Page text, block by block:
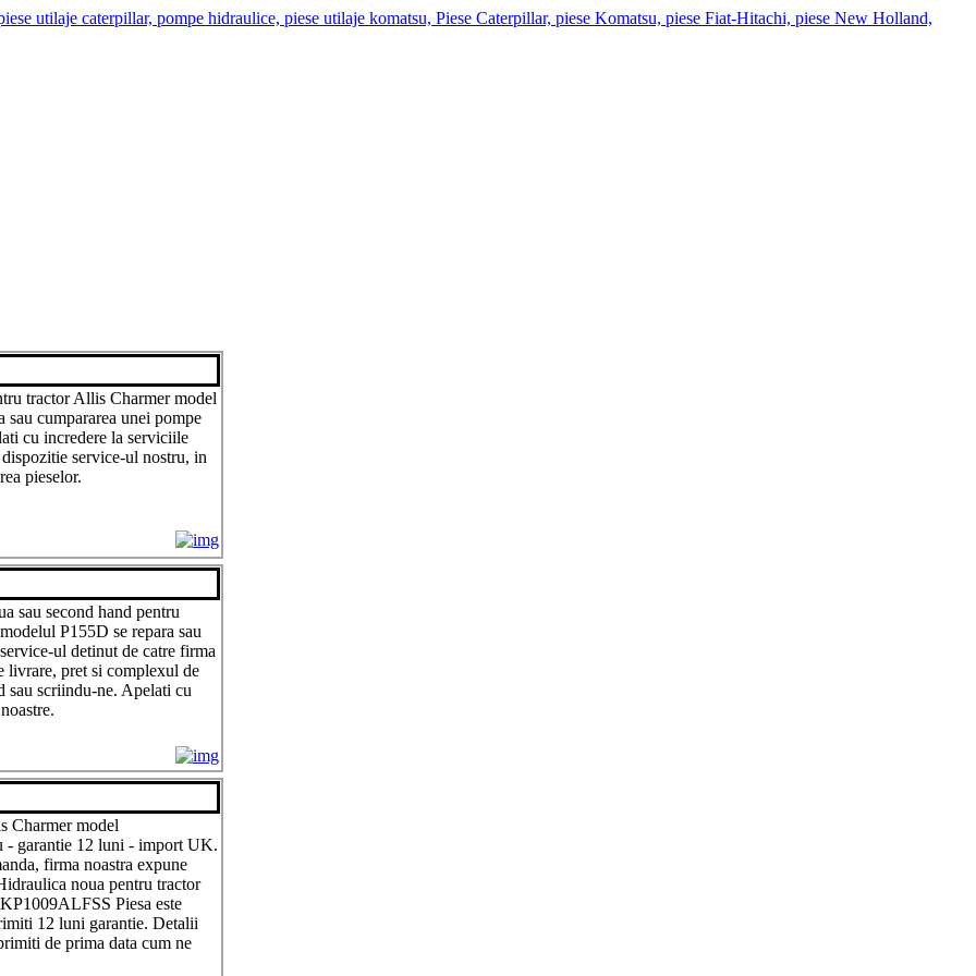
tractor Allis Charmer model
sau cumpararea unei pompe
cu incredere la serviciile
service-ul nostru, in
pieselor.
sau second hand pentru
P155D se repara sau
ul detinut de catre firma
livrare, pret si complexul de
sau scriindu-ne. Apelati cu
Charmer model
garantie 12 luni - import UK.
firma noastra expune
noua pentru tractor
Piesa este
12 luni garantie. Detalii
de prima data cum ne